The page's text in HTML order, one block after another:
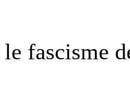
le fascisme